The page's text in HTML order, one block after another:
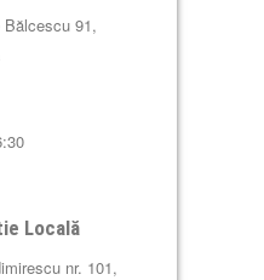
91,
Locală
nr. 101,